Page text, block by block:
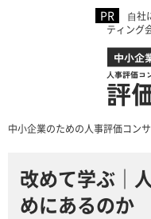
⾃社
ティング
中小企業のための人事評価コン
改めて学ぶ｜
めにあるのか